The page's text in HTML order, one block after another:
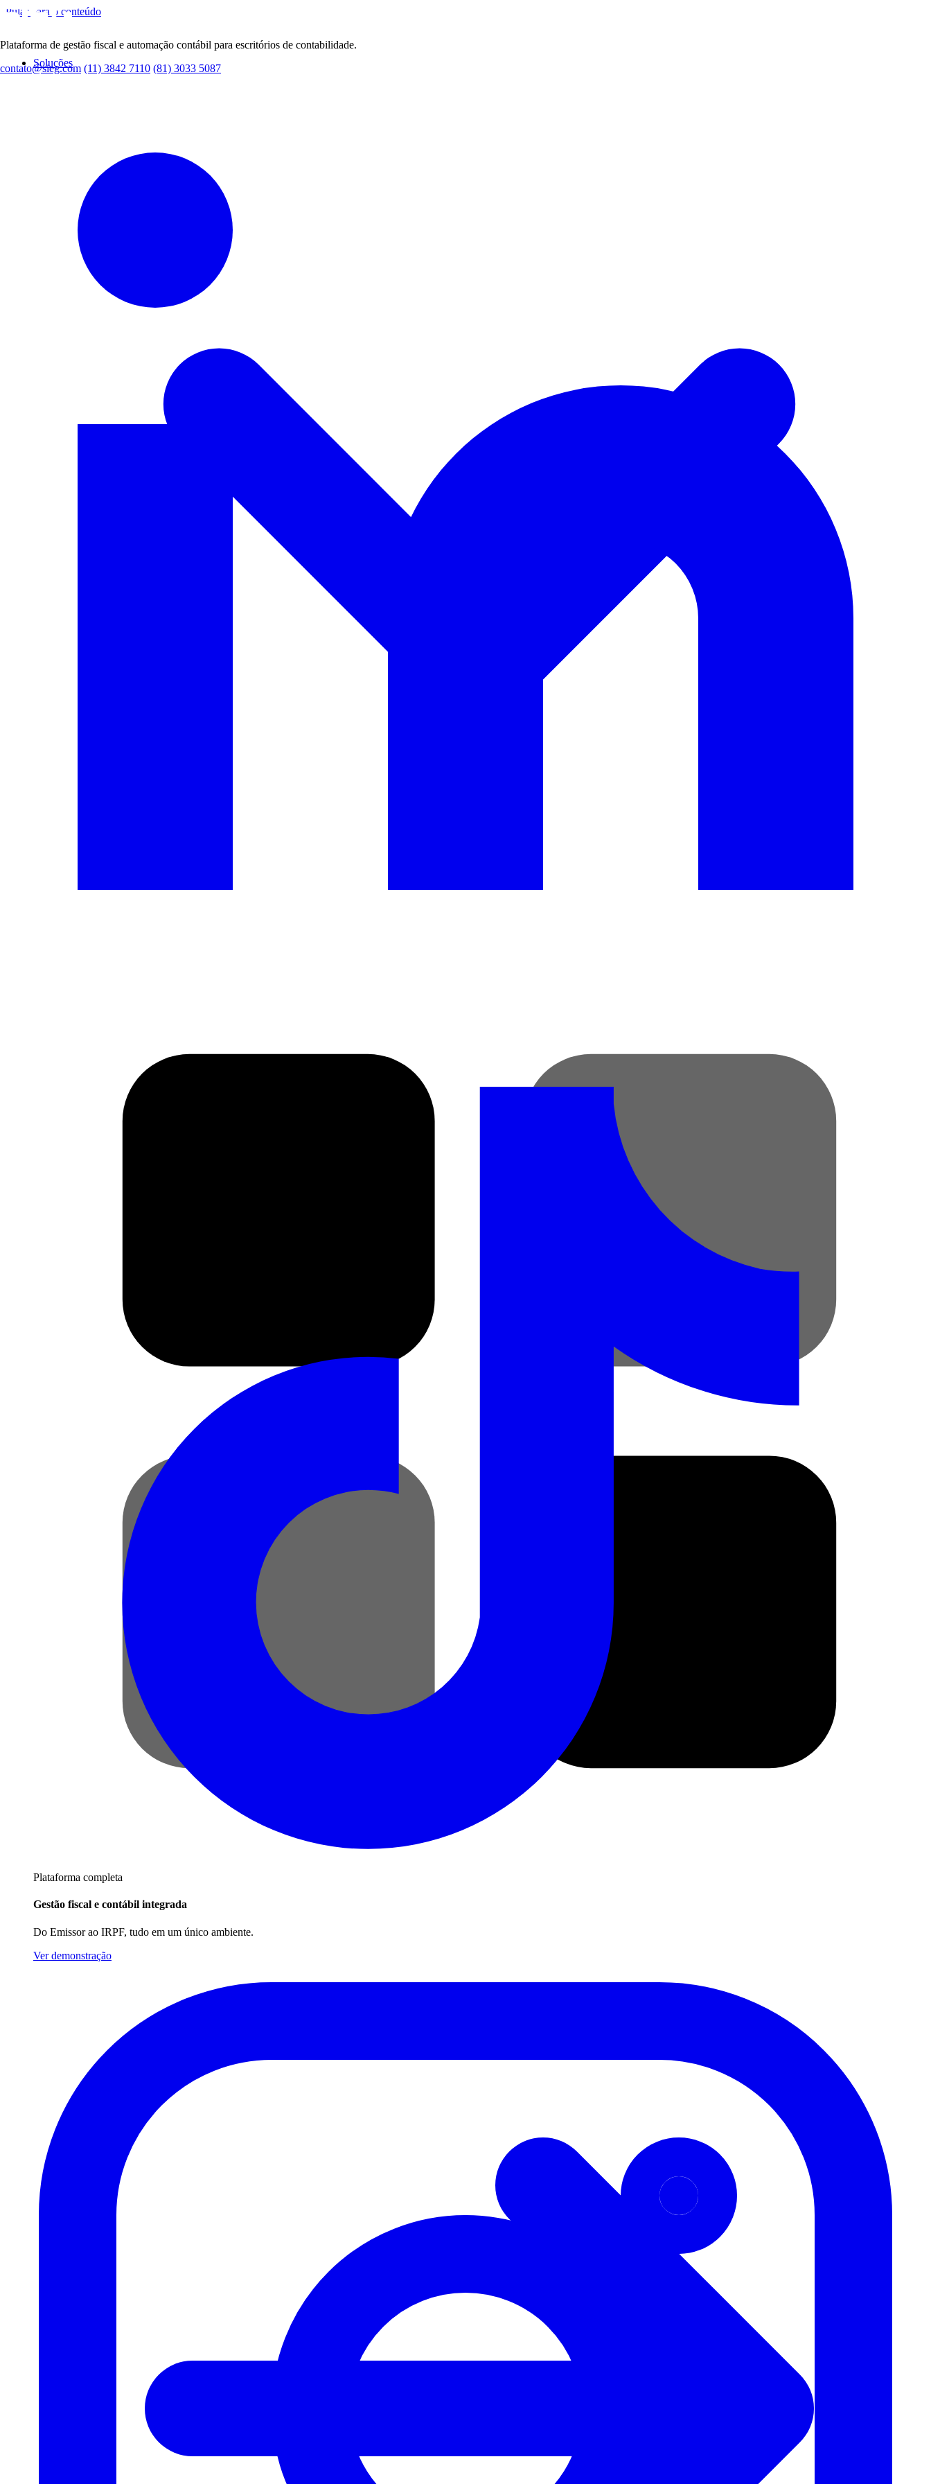
Pular para o conteúdo
Soluções
Plataforma completa
Gestão fiscal e contábil integrada
Do Emissor ao IRPF, tudo em um único ambiente.
Ver demonstração
Plataforma de gestão fiscal e automação contábil para escritórios de contabilidade.
contato@sieg.com (11) 3842 7110 (81) 3033 5087